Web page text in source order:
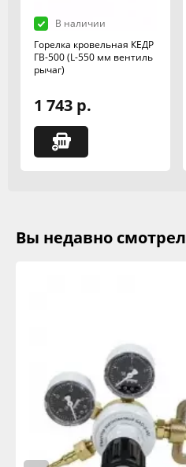
В наличии
Горелка кровельная КЕДР
ГВ-500 (L-550 мм вентиль
рычаг)
1 743 р.
Вы недавно